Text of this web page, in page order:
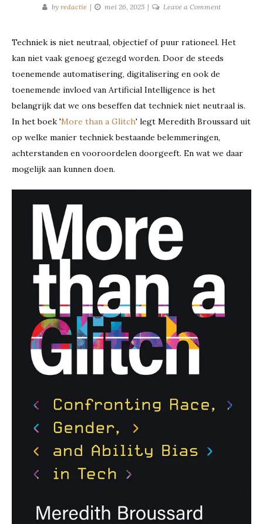
by redactie mei 26, 2025 Leave a Commenton
than
a
Techniek is niet neutraal, objectief of puur rationeel. Het
kan niet vaak genoeg gezegd worden. Door de steeds
toenemende automatisering, digitalisering en ook de
toenemende invloed van Artificial Intelligence is het
belangrijk dat we ons beseffen dat techniek niet neutraal is.
In het boek 'More than a Glitch' legt Meredith Broussard uit
op welke manier techniek bestaande belemmeringen,
achterstanden en vooroordelen doorgeeft. En wat we daar
mogelijk aan kunnen doen.